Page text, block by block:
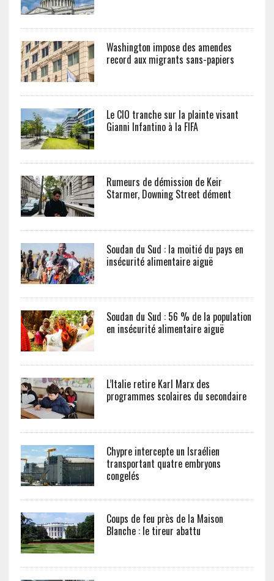
Washington impose des amendes
record aux migrants sans-papiers
Le CIO tranche sur la plainte visant
Gianni Infantino à la FIFA
Rumeurs de démission de Keir
Starmer, Downing Street dément
Soudan du Sud : la moitié du pays en
insécurité alimentaire aiguë
Soudan du Sud : 56 % de la population
en insécurité alimentaire aiguë
L’Italie retire Karl Marx des
programmes scolaires du secondaire
Chypre intercepte un Israélien
transportant quatre embryons
congelés
Coups de feu près de la Maison
Blanche : le tireur abattu